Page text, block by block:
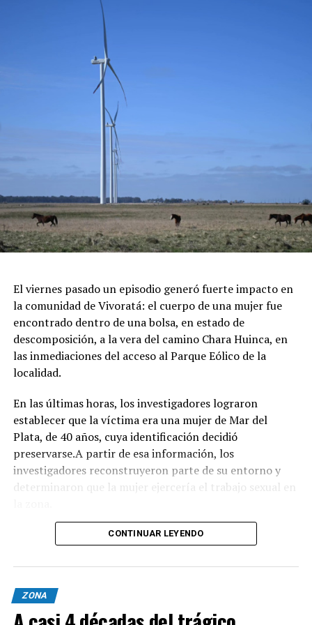
Clases Magistrales y Demostraciones: Exhibiciones
gastronómicas sin costo a cargo de reconocidos
pasteleros que compartirán los secretos del chocolate.
Gran Patio Cervecero: El espacio ideal para combinar los
mejores sabores salados con cervezas artesanales
Concursos y Premiaciones: Certamen a la "Mejor Pieza
de Chocolate" y al "Mejor Postre", sumado a grandes
Feria de Artesanos y Emprendedores: Un paseo cultural
repleto de arte y diseño local cobijado por el histórico
pinar.
Espectáculos y Área Kids: Shows de artistas locales e
invitados en el escenario principal, junto a una zona
dedicada exclusivamente al entretenimiento infantil con
arboledas y dejarse tentar por una taza de chocolate
caliente mientras se disfruta de buena música es el plan
perfecto para escaparse de la rutina este fin de semana
largo.
INFORMACIÓN GENERAL DEL EVENTO
Evento: 30° Fiesta Nacional del Chocolate Artesanal
(ChocoGesell)
Fecha: Fin de semana largo del 17 de Agosto de 2026
Horario: De 11:00 a 21:00 hs.
Lugar: Pinar del Norte (Alameda 202 y Calle 303, Villa
Gesell)
visitantes
El viernes pasado un episodio generó fuerte impacto en
la comunidad de Vivoratá: el cuerpo de una mujer fue
encontrado dentro de una bolsa, en estado de
descomposición, a la vera del camino Chara Huinca, en
las inmediaciones del acceso al Parque Eólico de la
localidad.
En las últimas horas, los investigadores lograron
establecer que la víctima era una mujer de Mar del
Plata, de 40 años, cuya identificación decidió
preservarse.A partir de esa información, los
investigadores reconstruyeron parte de su entorno y
determinaron que la mujer ejercería el trabajo sexual en
Según el portal Mi8, pese a que la escena donde fue
compatibles con un homicidio, el fiscal Ramiro Anchou
mantiene la causa caratulada como "averiguación de
causales de muerte", ya que los estudios forenses todavía
no lograron determinar con precisión cómo fue
CONTINUAR LEYENDO
ZONA